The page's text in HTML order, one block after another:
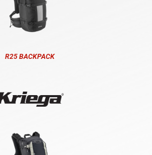
R25 BACKPACK